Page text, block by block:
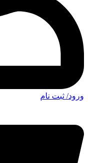
ورود/ ثبت نام